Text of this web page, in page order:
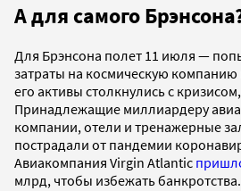
А для самого
Для Брэнсона полет 11 июля —
затраты на космическую компанию
его активы столкнулись с
Принадлежащие миллиардеру
компании, отели и тренажерные
пострадали от пандемии
Авиакомпания Virgin Atlantic
млрд, чтобы избежать банкротства.